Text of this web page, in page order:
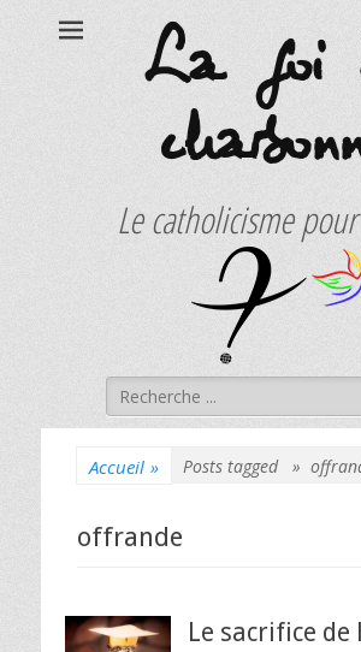
La foi
Le catholicisme
Rechercher :
Accueil » Posts tagged »
offrande
Le sacrifice de